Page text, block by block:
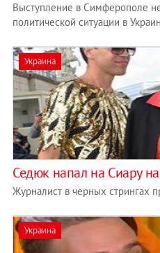
Выступление в Симферополе
политической ситуации в
Украина
Седюк напал на Сиару
Журналист в черных стрингах
Украина